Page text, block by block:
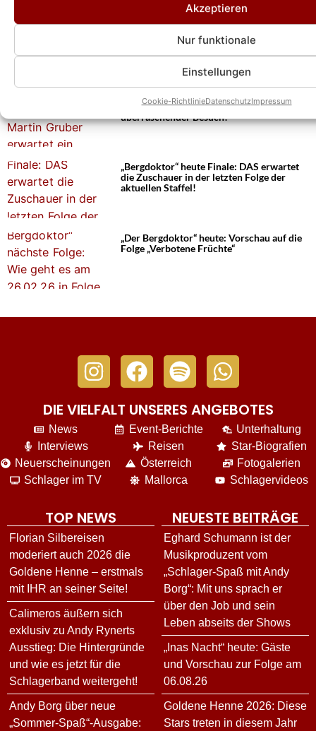
Akzeptieren
Nur funktionale
Einstellungen
Cookie-RichtlinieDatenschutzImpressum
Das könnte Euch auch interessieren:
„Immer wieder sonntags“: Ronja Forcher
blickt mit „lachenden und weinenden
Auge“ auf die neue Saison
„Der Bergdoktor“: Erste Details zu Staffel
20 verraten – Martin Gruber erwartet ein
überraschender Besuch!
„Bergdoktor“ heute Finale: DAS erwartet
die Zuschauer in der letzten Folge der
aktuellen Staffel!
„Der Bergdoktor“ heute: Vorschau auf die
Folge „Verbotene Früchte“
DIE VIELFALT UNSERES ANGEBOTES
News
Interviews
Neuerscheinungen
Schlager im TV
Event-Berichte
Reisen
Österreich
Mallorca
Unterhaltung
Star-Biografien
Fotogalerien
Schlagervideos
TOP NEWS
Florian Silbereisen
moderiert auch 2026 die
Goldene Henne – erstmals
mit IHR an seiner Seite!
Calimeros äußern sich
exklusiv zu Andy Rynerts
Ausstieg: Die Hintergründe
und wie es jetzt für die
Schlagerband weitergeht!
Andy Borg über neue
„Sommer-Spaß“-Ausgabe:
NEUESTE BEITRÄGE
Eghard Schumann ist der
Musikproduzent vom
„Schlager-Spaß mit Andy
Borg“: Mit uns sprach er
über den Job und sein
Leben abseits der Shows
„Inas Nacht“ heute: Gäste
und Vorschau zur Folge am
06.08.26
Goldene Henne 2026: Diese
Stars treten in diesem Jahr